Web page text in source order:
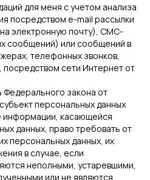
для меня с учетом анализа
посредством e-mail рассылки
электронную почту), СМС-
сообщений) или сообщений в
телефонных звонков,
посредством сети Интернет от
Федерального закона от
персональных данных
информации, касающейся
данных, право требовать от
персональных данных, их
в случае, если
неполными, устаревшими,
или не являются